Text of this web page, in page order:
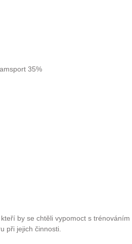
35%
by se chtěli vypomoct s
při jejich činnosti.